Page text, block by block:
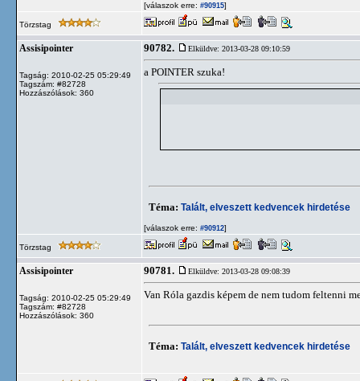
[válaszok erre: #90915]
Törzstag
Assisipointer
Tagság: 2010-02-25 05:29:49
Tagszám: #82728
Hozzászólások: 360
90782. Elküldve: 2013-03-28 09:10:59
a POINTER szuka!
Téma: Talált, elveszett kedvencek hirdetése
[válaszok erre: #90912]
Törzstag
Assisipointer
Tagság: 2010-02-25 05:29:49
Tagszám: #82728
Hozzászólások: 360
90781. Elküldve: 2013-03-28 09:08:39
Van Róla gazdis képem de nem tudom feltenni
Téma: Talált, elveszett kedvencek hirdetése